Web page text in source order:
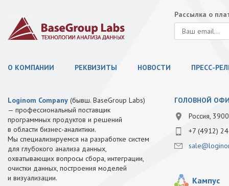
Рассылка о
О КОМПАНИИ РЕКВИЗИТЫ НОВОСТИ ПРЕСС-
Loginom Company (бывш. BaseGroup Labs)
— профессиональный поставщик
программных продуктов и решений
в области бизнес-аналитики.
Мы специализируемся на разработке систем
для глубокого анализа данных,
охватывающих вопросы сбора, интеграции,
очистки данных, построения моделей
и визуализации.
ГОЛОВНОЙ
Россия,
+7 (4912)
Кампус